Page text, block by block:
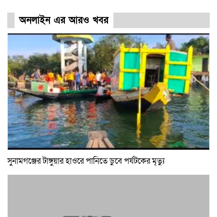
অনলাইন এর আরও খবর
সুনামগঞ্জের টাঙ্গুয়ার হাওরে পানিতে ডুবে পর্যটকের মৃত্যু